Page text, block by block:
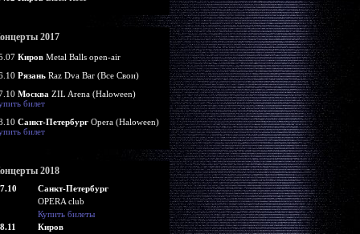
2017
Киров Metal Balls open-air
Рязань Raz Dva Bar (Все Свои)
Москва ZIL Arena (Haloween)
билет
Санкт-Петербург Opera (Haloween)
билет
2018
Санкт-Петербург
OPERA club
Купить билеты
Киров